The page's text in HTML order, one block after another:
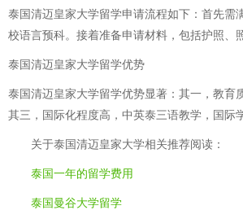
泰国清迈皇家大学留学申请流程如下：首先需
校语言预科。接着准备申请材料，包括护照、
泰国清迈皇家大学留学优势
泰国清迈皇家大学留学优势显著：其一，教育
其三，国际化程度高，中英泰三语教学，国际
关于泰国清迈皇家大学相关推荐阅读：
泰国一年的留学费用
泰国曼谷大学留学